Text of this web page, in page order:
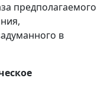
предполагаемого
в